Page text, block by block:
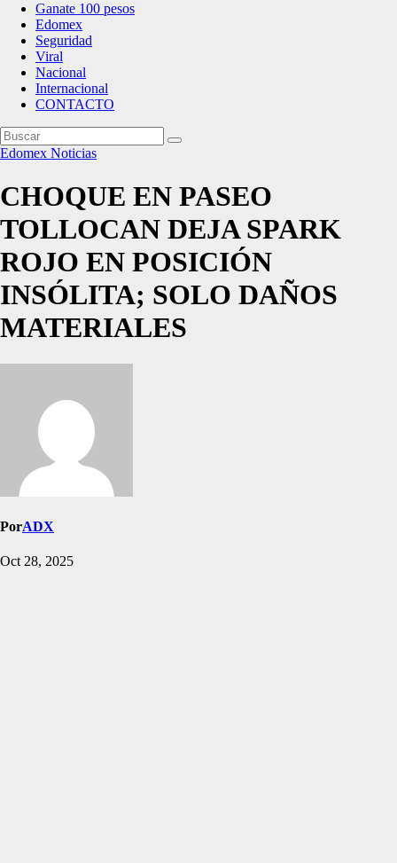
Ganate 100 pesos
Edomex
Seguridad
Viral
Nacional
Internacional
CONTACTO
Edomex Noticias
CHOQUE EN PASEO
TOLLOCAN DEJA SPARK
ROJO EN POSICIÓN
INSÓLITA; SOLO DAÑOS
MATERIALES
PorADX
Oct 28, 2025